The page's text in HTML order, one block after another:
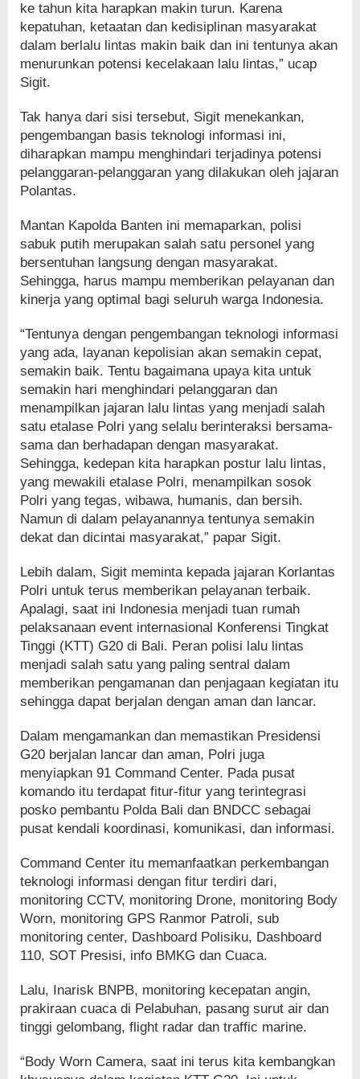
ke tahun kita harapkan makin turun. Karena
kepatuhan, ketaatan dan kedisiplinan masyarakat
dalam berlalu lintas makin baik dan ini tentunya akan
menurunkan potensi kecelakaan lalu lintas,” ucap
Sigit.
Tak hanya dari sisi tersebut, Sigit menekankan,
pengembangan basis teknologi informasi ini,
diharapkan mampu menghindari terjadinya potensi
pelanggaran-pelanggaran yang dilakukan oleh jajaran
Polantas.
Mantan Kapolda Banten ini memaparkan, polisi
sabuk putih merupakan salah satu personel yang
bersentuhan langsung dengan masyarakat.
Sehingga, harus mampu memberikan pelayanan dan
kinerja yang optimal bagi seluruh warga Indonesia.
“Tentunya dengan pengembangan teknologi informasi
yang ada, layanan kepolisian akan semakin cepat,
semakin baik. Tentu bagaimana upaya kita untuk
semakin hari menghindari pelanggaran dan
menampilkan jajaran lalu lintas yang menjadi salah
satu etalase Polri yang selalu berinteraksi bersama-
sama dan berhadapan dengan masyarakat.
Sehingga, kedepan kita harapkan postur lalu lintas,
yang mewakili etalase Polri, menampilkan sosok
Polri yang tegas, wibawa, humanis, dan bersih.
Namun di dalam pelayanannya tentunya semakin
dekat dan dicintai masyarakat,” papar Sigit.
Lebih dalam, Sigit meminta kepada jajaran Korlantas
Polri untuk terus memberikan pelayanan terbaik.
Apalagi, saat ini Indonesia menjadi tuan rumah
pelaksanaan event internasional Konferensi Tingkat
Tinggi (KTT) G20 di Bali. Peran polisi lalu lintas
menjadi salah satu yang paling sentral dalam
memberikan pengamanan dan penjagaan kegiatan itu
sehingga dapat berjalan dengan aman dan lancar.
Dalam mengamankan dan memastikan Presidensi
G20 berjalan lancar dan aman, Polri juga
menyiapkan 91 Command Center. Pada pusat
komando itu terdapat fitur-fitur yang terintegrasi
posko pembantu Polda Bali dan BNDCC sebagai
pusat kendali koordinasi, komunikasi, dan informasi.
Command Center itu memanfaatkan perkembangan
teknologi informasi dengan fitur terdiri dari,
monitoring CCTV, monitoring Drone, monitoring Body
Worn, monitoring GPS Ranmor Patroli, sub
monitoring center, Dashboard Polisiku, Dashboard
110, SOT Presisi, info BMKG dan Cuaca.
Lalu, Inarisk BNPB, monitoring kecepatan angin,
prakiraan cuaca di Pelabuhan, pasang surut air dan
tinggi gelombang, flight radar dan traffic marine.
“Body Worn Camera, saat ini terus kita kembangkan